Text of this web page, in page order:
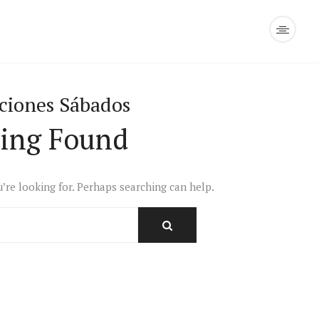
Sábados
Found
looking for. Perhaps searching can help.